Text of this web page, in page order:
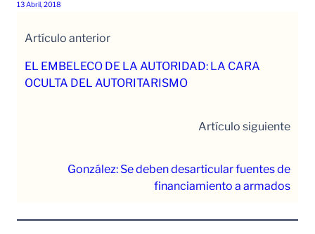
13 Abril, 2018
Artículo anterior
EL EMBELECO DE LA AUTORIDAD: LA CARA
OCULTA DEL AUTORITARISMO
Artículo siguiente
González: Se deben desarticular fuentes de
financiamiento a armados